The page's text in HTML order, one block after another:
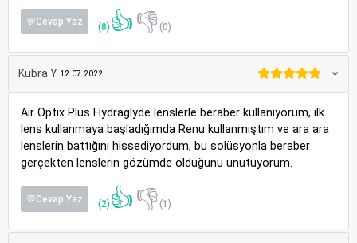
💬Cevap Yaz (8) 👍👎(0)
Kübra Y 12.07.2022
Air Optix Plus Hydraglyde lenslerle beraber kullanıyorum, ilk
lens kullanmaya başladığımda Renu kullanmıştım ve ara ara
lenslerin battığını hissediyordum, bu solüsyonla beraber
gerçekten lenslerin gözümde olduğunu unutuyorum.
💬Cevap Yaz (2) 👍👎(1)